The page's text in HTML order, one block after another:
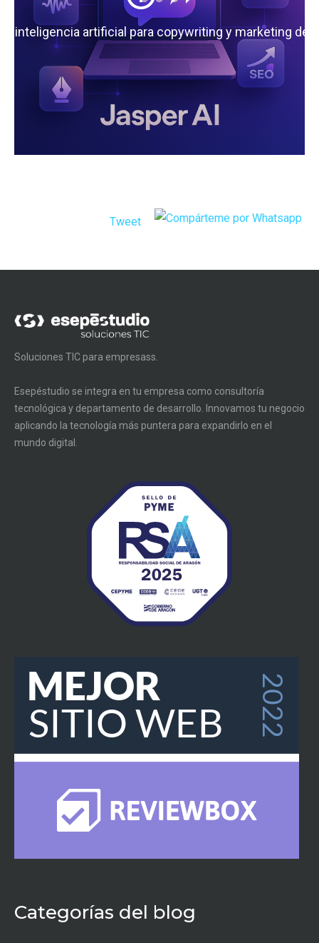
la inteligencia artificial para copywriting y marketing de
Tweet
Soluciones TIC para empresass.
Esepéstudio se integra en tu empresa como consultoría
tecnológica y departamento de desarrollo. Innovamos tu negocio
aplicando la tecnología más puntera para expandirlo en el
mundo digital.
Categorías del blog